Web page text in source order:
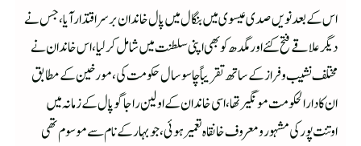
اس کے بعد نویں صدی عیسوی میں بنگال میں پال خاندان برسر اقتدار آیا ،جس نے
دیگر علاقے فتح کئے اور مگدھ کو بھی اپنی سلطنت میں شامل کرلیا ،اس خاندان نے
مختلف نشیب وفراز کے ساتھ تقریباً چا سو سال حکومت کی ،مورخین کے مطابق
ان کا دارالحکومت مونگیر تھا ،اسی خاندان کے اولین راجا گوپال کے زمانہ میں
اوتنت پور کی مشہور ومعروف خانقاہ تعمیر ہوئی ،جو بہار کے نام سے موسوم تھی